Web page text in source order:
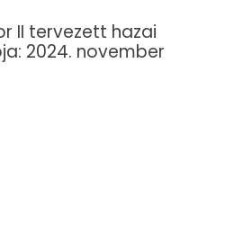
II tervezett hazai
2024. november